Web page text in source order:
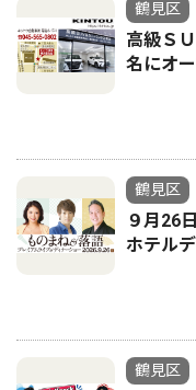
鶴見区
高級Ｓ
名にオ
鶴見区
９月26
ホテル
鶴見区